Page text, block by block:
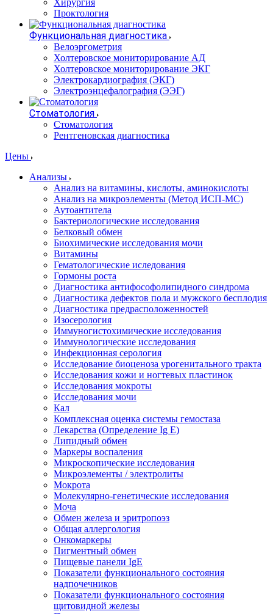
Хирургия
Проктология
Функциональная диагностика
Велоэргометрия
Холтеровское мониторирование АД
Холтеровское мониторирование ЭКГ
Электрокардиография (ЭКГ)
Электроэнцефалография (ЭЭГ)
Стоматология
Стоматология
Рентгеновская диагностика
Цены
Анализы
Анализ на витамины, кислоты, аминокислоты
Анализ на микроэлементы (Метод ИСП-МС)
Аутоантитела
Бактериологические исследования
Белковый обмен
Биохимические исследования мочи
Витамины
Гематологические иследования
Гормоны роста
Диагностика антифософолипидного синдрома
Диагностика дефектов пола и мужского бесплодия
Диагностика предрасположенностей
Изосерология
Иммуногистохимические исследования
Иммунологические исследования
Инфекционная серология
Исследование биоценоза урогенитального тракта
Исследования кожи и ногтевых пластинок
Исследования мокроты
Исследования мочи
Кал
Комплексная оценка системы гемостаза
Лекарства (Определение Ig E)
Липидный обмен
Маркеры воспаления
Микроскопические исследования
Микроэлементы / электролиты
Мокрота
Молекулярно-генетические исследования
Моча
Обмен железа и эритропоэз
Общая аллергология
Онкомаркеры
Пигментный обмен
Пищевые панели IgE
Показатели функционального состояния
надпочечников
Показатели функционального состояния
щитовидной железы